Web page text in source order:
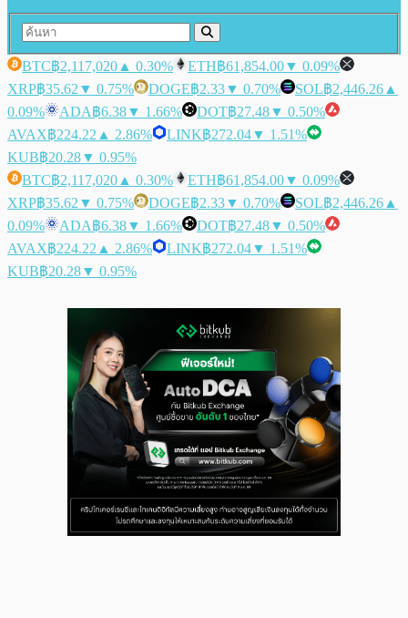
BTC฿2,117,020 ▲ 0.30% ETH฿61,854.00▼ 0.09%
XRP฿35.62 ▼ 0.75% DOGE฿2.33▼ 0.70% SOL฿2,446.26 ▲
0.09%
ADA฿6.38▼ 1.66% DOT฿27.48▼ 0.50%
AVAX฿224.22 ▲ 2.86% LINK฿272.04▼ 1.51%
KUB฿20.28▼ 0.95%
BTC฿2,117,020 ▲ 0.30% ETH฿61,854.00▼ 0.09%
XRP฿35.62 ▼ 0.75% DOGE฿2.33▼ 0.70% SOL฿2,446.26 ▲
0.09%
ADA฿6.38▼ 1.66% DOT฿27.48▼ 0.50%
AVAX฿224.22 ▲ 2.86% LINK฿272.04▼ 1.51%
KUB฿20.28▼ 0.95%